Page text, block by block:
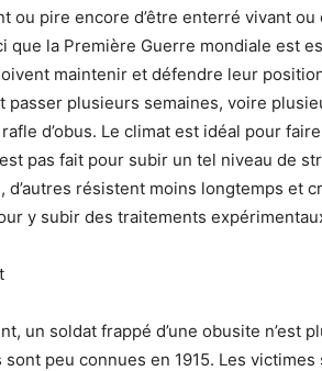
ou pire encore d’être enterré vivant
que la Première Guerre mondiale est
maintenir et défendre leur
passer plusieurs semaines, voire
d’obus. Le climat est idéal pour
pas fait pour subir un tel niveau de
d’autres résistent moins longtemps et
y subir des traitements
un soldat frappé d’une obusite n’est
sont peu connues en 1915. Les